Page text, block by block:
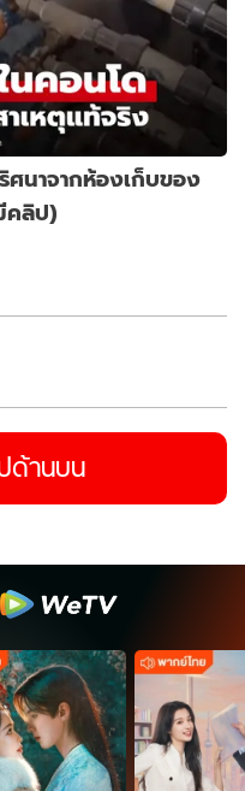
นาจากห้องเก็บของ
คลิป)
ด้านบน